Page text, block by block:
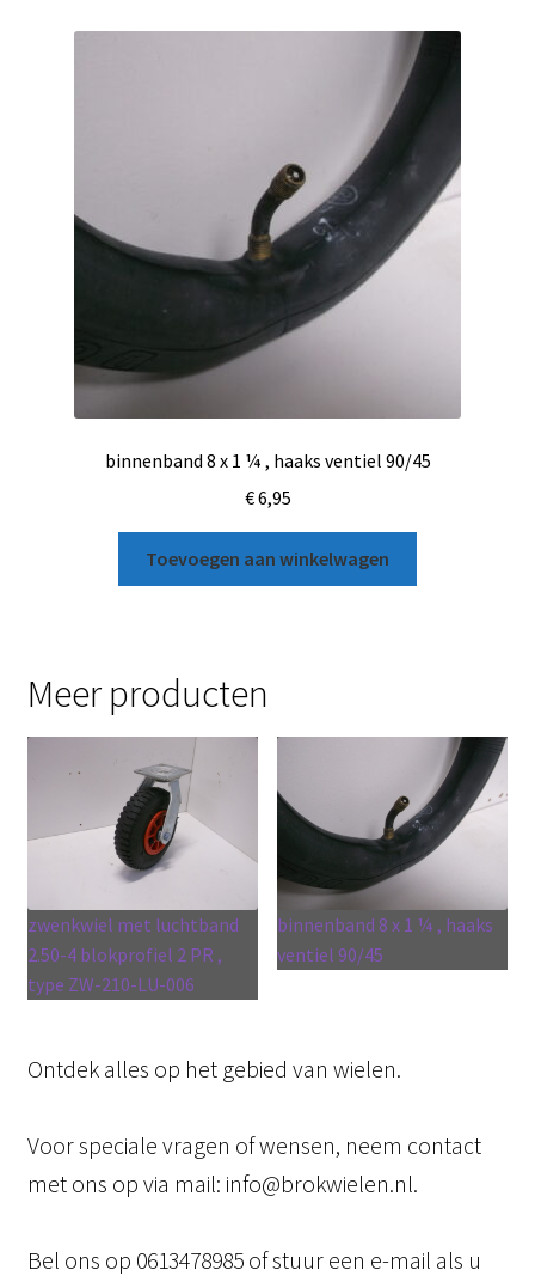
binnenband 8 x 1 ¼ , haaks ventiel 90/45
€6,95
Toevoegen aan winkelwagen
Meer producten
zwenkwiel met luchtband
2.50-4 blokprofiel 2 PR ,
type ZW-210-LU-006
binnenband 8 x 1 ¼ , haaks
ventiel 90/45
Ontdek alles op het gebied van wielen.
Voor speciale vragen of wensen, neem contact
met ons op via mail: info@brokwielen.nl.
Bel ons op 0613478985 of stuur een e-mail als u